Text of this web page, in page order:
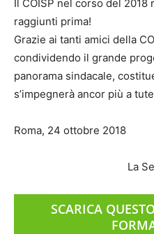
Il COISP nel corso del
raggiunti prima!
Grazie ai tanti amici della
condividendo il grande
panorama sindacale,
s’impegnerà ancor più a
Roma, 24 ottobre 2018
La
SCARICA